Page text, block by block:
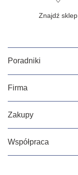
Znajdź sklep
Poradniki
Firma
Zakupy
Współpraca